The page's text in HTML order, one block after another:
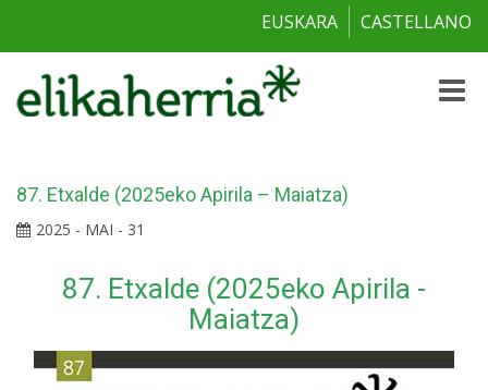
EUSKARA CASTELLANO
Toggle
87. Etxalde (2025eko Apirila – Maiatza)
2025 - MAI - 31
87. Etxalde (2025eko Apirila -
Maiatza)